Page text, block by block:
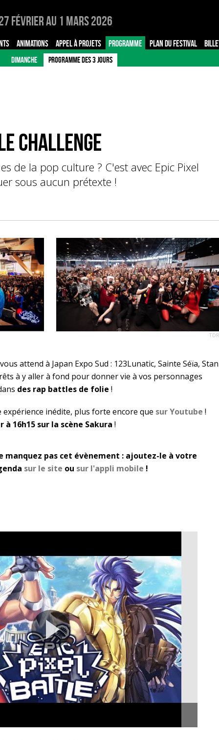
Février au 1 Mars 2026
ANIMATIONS APPEL À PROJETS PROGRAMME PLAN DU FESTIVAL
DIMANCHE PROGRAMME DES 3 JOURS
Challenge
de la pop culture ? C'est avec Epic Pixel
sous aucun prétexte !
TDR
attend à Japan Expo Sud : 123Lunatic, Sainte Séïa, Stan
à y aller à fond pour donner vie à vos personnages
des rap battles de folie !
inédite, plus forte encore que sur Youtube !
16h15 sur la scène Sakura !
manquez pas cet évènement : ajoutez-le à votre
sur le site ou sur l'appli mobile !